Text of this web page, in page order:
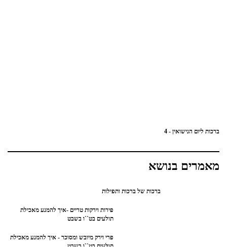
ברכות ליום הנישואין - 4
מאמרים בנושא
ברכות של ברכות ותפילות
פירות וירקות טריים -איך להמנע מאכילת
תולעים בט``ו בשבט
פרי וירק מיובש ומסוכר - איך להמנע מאכילת